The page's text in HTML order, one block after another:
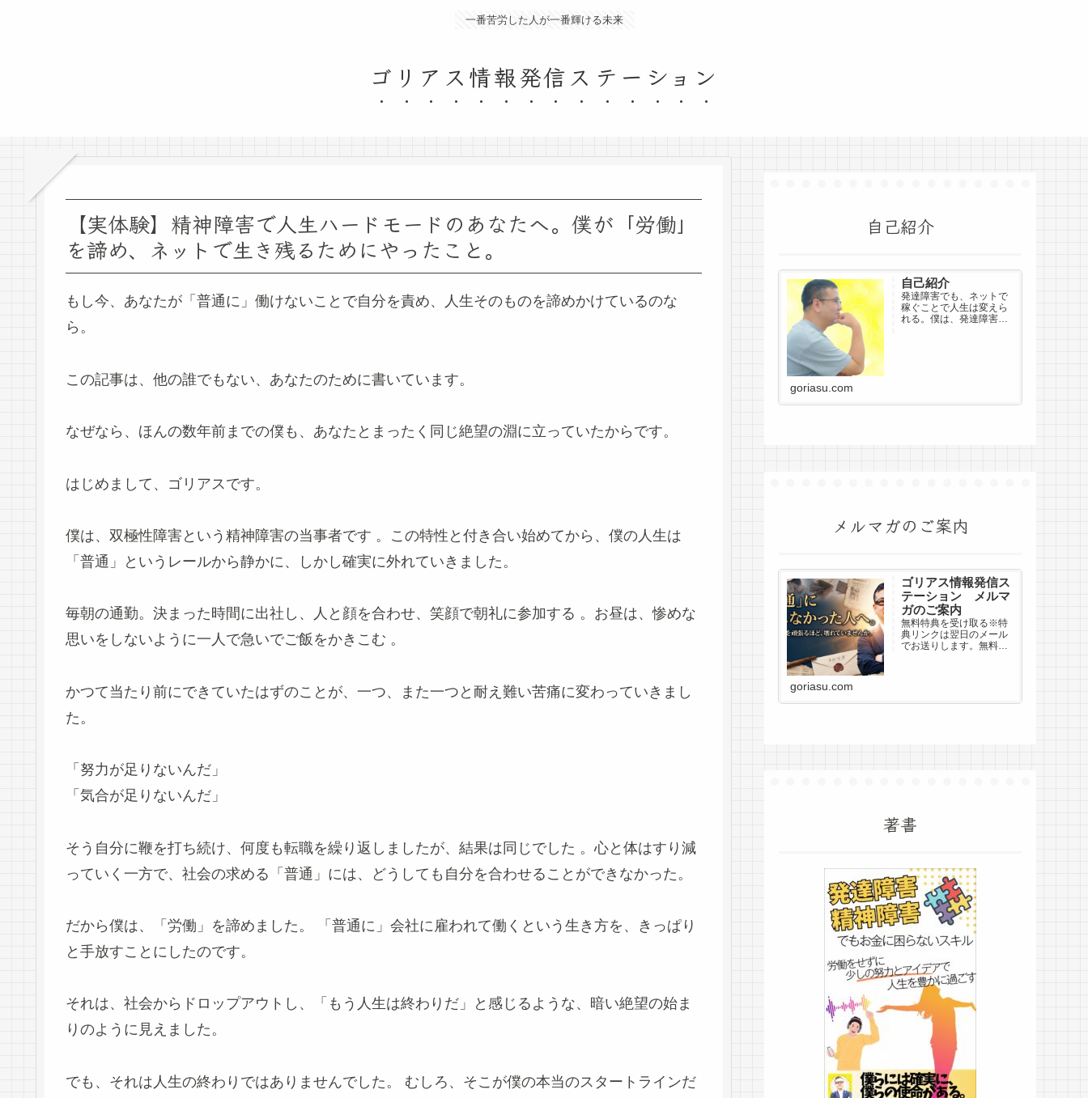
一番苦労した人が一番輝ける未来
ゴリアス情報発信ステーション
【実体験】精神障害で人生ハードモードのあなたへ。僕が「労働」
を諦め、ネットで生き残るためにやったこと。
もし今、あなたが「普通に」働けないことで自分を責め、人生そのものを諦めかけているのな
ら。
この記事は、他の誰でもない、あなたのために書いています。
なぜなら、ほんの数年前までの僕も、あなたとまったく同じ絶望の淵に立っていたからです。
はじめまして、ゴリアスです。
僕は、双極性障害という精神障害の当事者です 。この特性と付き合い始めてから、僕の人生は
「普通」というレールから静かに、しかし確実に外れていきました。
毎朝の通勤。決まった時間に出社し、人と顔を合わせ、笑顔で朝礼に参加する 。お昼は、惨めな
思いをしないように一人で急いでご飯をかきこむ 。
かつて当たり前にできていたはずのことが、一つ、また一つと耐え難い苦痛に変わっていきまし
た。
「努力が足りないんだ」
「気合が足りないんだ」
そう自分に鞭を打ち続け、何度も転職を繰り返しましたが、結果は同じでした 。心と体はすり減
っていく一方で、社会の求める「普通」には、どうしても自分を合わせることができなかった。
だから僕は、「労働」を諦めました。 「普通に」会社に雇われて働くという生き方を、きっぱり
と手放すことにしたのです。
それは、社会からドロップアウトし、「もう人生は終わりだ」と感じるような、暗い絶望の始ま
りのように見えました。
でも、それは人生の終わりではありませんでした。 むしろ、そこが僕の本当のスタートラインだ
自己紹介
自己紹介
発達障害でも、ネットで
稼ぐことで人生は変えら
れる。僕は、発達障害を
goriasu.com
メルマガのご案内
ゴリアス情報発信ス
テーション メルマ
ガのご案内
無料特典を受け取る※特
典リンクは翌日のメール
でお送りします。無料特
／プライバシー厳守※登
goriasu.com
著書